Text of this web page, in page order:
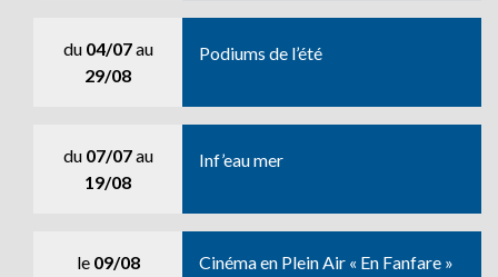
du 04/07au
29/08
Podiums de l’été
du 07/07au
19/08
Inf’eau mer
le 09/08 Cinéma en Plein Air « En Fanfare »